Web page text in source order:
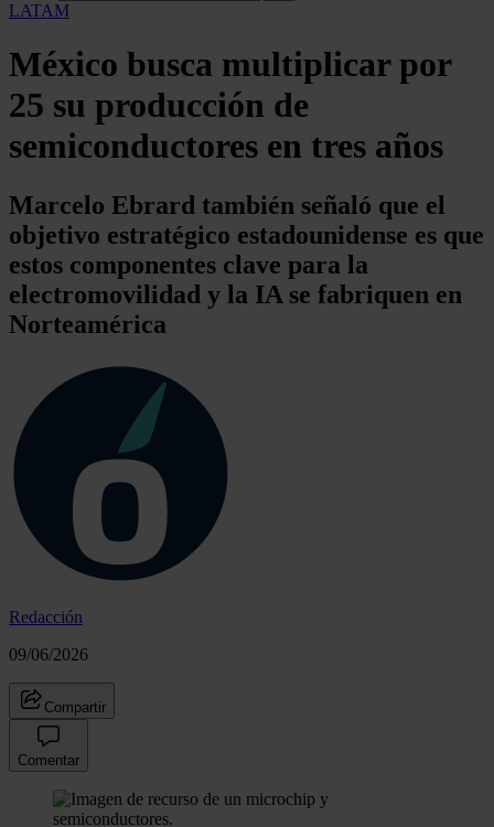
LATAM
México busca multiplicar por
25 su producción de
semiconductores en tres años
Marcelo Ebrard también señaló que el
objetivo estratégico estadounidense es que
estos componentes clave para la
electromovilidad y la IA se fabriquen en
Norteamérica
Redacción
09/06/2026
Compartir
Comentar